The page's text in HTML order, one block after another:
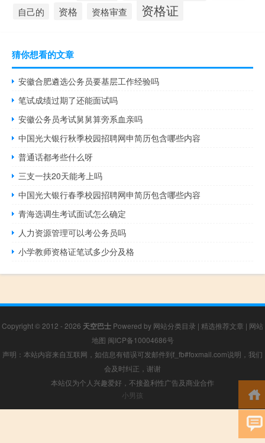
自己的 资格 资格审查 资格证
猜你想看的文章
安徽合肥遴选公务员要基层工作经验吗
笔试成绩过期了还能面试吗
安徽公务员考试舅舅算旁系血亲吗
中国光大银行秋季校园招聘网申简历包含哪些内容
普通话都考些什么呀
三支一扶20天能考上吗
中国光大银行春季校园招聘网申简历包含哪些内容
青海选调生考试面试怎么确定
人力资源管理可以考公务员吗
小学教师资格证笔试多少分及格
Copyright © 2012 - 2026 天空巴士 Powered by 网站分类目录 | 精选推荐文章 | 网站
地图 闽ICP备10004686号
声明：本站内容来自互联网，如信息有错误可发邮件到f_fb#foxmail.com说明，我们
会及时纠正，谢谢
本站仅为个人兴趣爱好，不接盈利性广告及商业合作
小男孩